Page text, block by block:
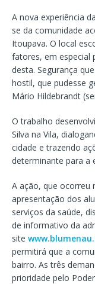
A nova experiência
se da comunidade
Itoupava. O local
fatores, em especial
desta. Segurança
hostil, que pudesse
Mário Hildebrandt
O trabalho
Silva na Vila,
cidade e trazendo
determinante para a
A ação, que ocorreu
apresentação dos
serviços da saúde,
de informativo da
site
permitirá que a
bairro. As três
prioridade pelo